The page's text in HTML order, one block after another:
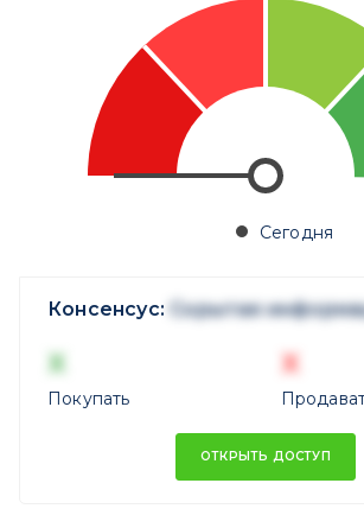
Сегодня
Консенсус: Скрытая
X
Покупать
X
ОТКРЫТЬ ДОСТУП